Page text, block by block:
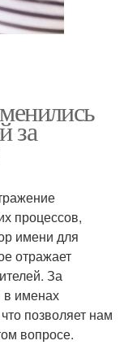
за
процессов,
имени для
отражает
За
в именах
позволяет нам
вопросе.